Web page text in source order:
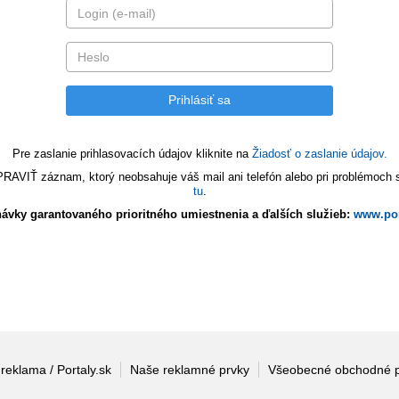
Pre zaslanie prihlasovacích údajov kliknite na Žiadosť o zaslanie údajov.
záznam, ktorý neobsahuje váš mail ani telefón alebo pri problémoch
tu.
garantovaného prioritného umiestnenia a ďalších služieb:
/ Portaly.sk Naše reklamné prvky Všeobecné obchodné